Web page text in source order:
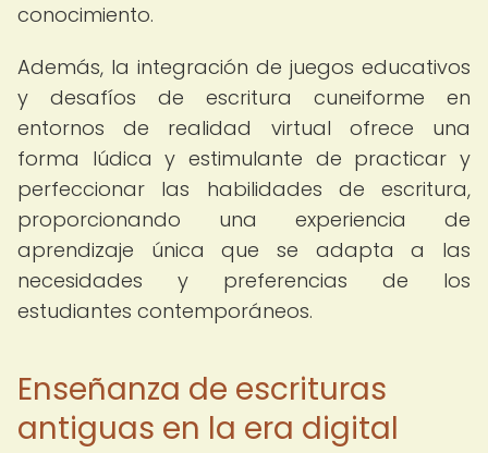
conocimiento.
Además, la integración de juegos educativos
y desafíos de escritura cuneiforme en
entornos de realidad virtual ofrece una
forma lúdica y estimulante de practicar y
perfeccionar las habilidades de escritura,
proporcionando una experiencia de
aprendizaje única que se adapta a las
necesidades y preferencias de los
estudiantes contemporáneos.
Enseñanza de escrituras
antiguas en la era digital